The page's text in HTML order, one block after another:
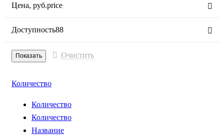
Цена, руб.price
Доступность88
Очистить
Количество
Количество
Количество
Название